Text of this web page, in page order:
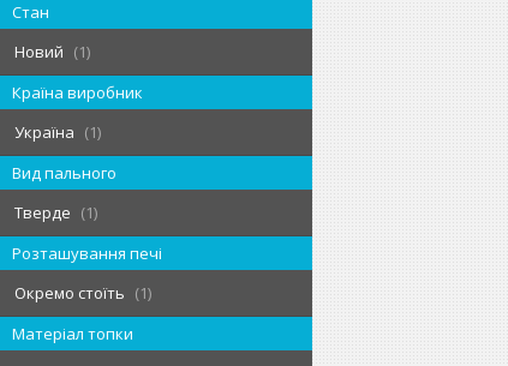
Стан
Новий
1
Країна виробник
Україна
1
Вид пального
Тверде
1
Розташування печі
Окремо стоїть
1
Матеріал топки